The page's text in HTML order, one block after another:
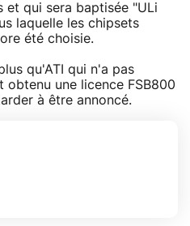
et qui sera baptisée "ULi
laquelle les chipsets
été choisie.
qu'ATI qui n'a pas
une licence FSB800
à être annoncé.